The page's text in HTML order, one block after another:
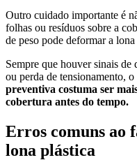
Outro cuidado importante é
folhas ou resíduos sobre a
de peso pode deformar a
Sempre que houver sinais de
ou perda de tensionamento,
preventiva costuma ser
cobertura antes do tempo.
Erros comuns ao
lona plástica